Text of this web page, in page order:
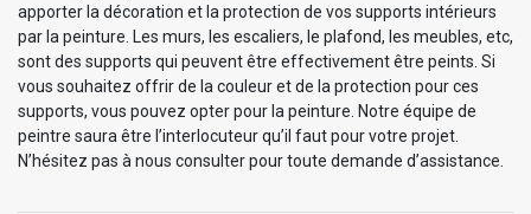
apporter la décoration et la protection de vos supports intérieurs
par la peinture. Les murs, les escaliers, le plafond, les meubles, etc,
sont des supports qui peuvent être effectivement être peints. Si
vous souhaitez offrir de la couleur et de la protection pour ces
supports, vous pouvez opter pour la peinture. Notre équipe de
peintre saura être l’interlocuteur qu’il faut pour votre projet.
N’hésitez pas à nous consulter pour toute demande d’assistance.